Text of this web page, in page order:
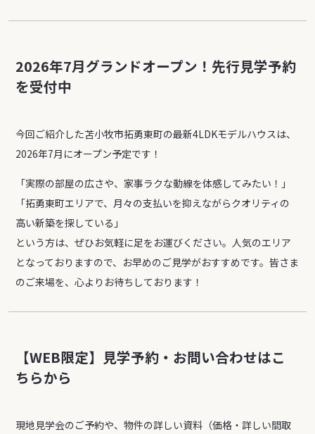
2026年7月グランドオープン！先行見学予約
を受付中
今回ご紹介した苫小牧市拓勇東町の最新4LDKモデルハウスは、
2026年7月にオープン予定です！
「実際の部屋の広さや、家事ラクな動線を体感してみたい！」
「拓勇東町エリアで、月々の支払いを抑えながらクオリティの
高い新築を探している」
という方は、ぜひお気軽に足をお運びください。人気のエリア
となっておりますので、お早めのご見学がおすすめです。皆さま
のご来場を、心よりお待ちしております！
【WEB限定】見学予約・お問い合わせはこ
ちらから
現地見学会のご予約や、物件の詳しい資料（価格・詳しい間取